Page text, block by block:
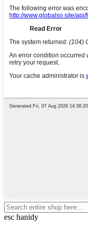
esc hanidy